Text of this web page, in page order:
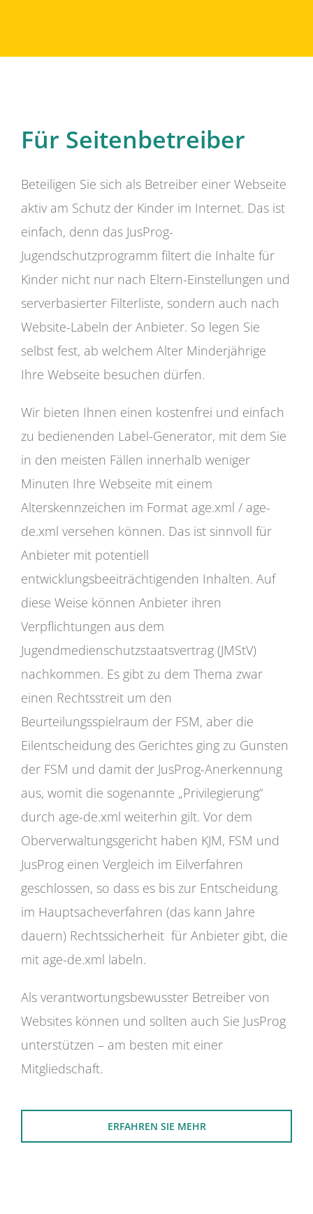
Für Seitenbetreiber
Beteiligen Sie sich als Betreiber einer Webseite
aktiv am Schutz der Kinder im Internet. Das ist
einfach, denn das JusProg-
Jugendschutzprogramm filtert die Inhalte für
Kinder nicht nur nach Eltern-Einstellungen und
serverbasierter Filterliste, sondern auch nach
Website-Labeln der Anbieter. So legen Sie
selbst fest, ab welchem Alter Minderjährige
Ihre Webseite besuchen dürfen.
Wir bieten Ihnen einen kostenfrei und einfach
zu bedienenden Label-Generator, mit dem Sie
in den meisten Fällen innerhalb weniger
Minuten Ihre Webseite mit einem
Alterskennzeichen im Format age.xml / age-
de.xml versehen können. Das ist sinnvoll für
Anbieter mit potentiell
entwicklungsbeeiträchtigenden Inhalten. Auf
diese Weise können Anbieter ihren
Verpflichtungen aus dem
Jugendmedienschutzstaatsvertrag (JMStV)
nachkommen. Es gibt zu dem Thema zwar
einen Rechtsstreit um den
Beurteilungsspielraum der FSM, aber die
Eilentscheidung des Gerichtes ging zu Gunsten
der FSM und damit der JusProg-Anerkennung
aus, womit die sogenannte „Privilegierung“
durch age-de.xml weiterhin gilt. Vor dem
Oberverwaltungsgericht haben KJM, FSM und
JusProg einen Vergleich im Eilverfahren
geschlossen, so dass es bis zur Entscheidung
im Hauptsacheverfahren (das kann Jahre
dauern) Rechtssicherheit für Anbieter gibt, die
mit age-de.xml labeln.
Als verantwortungsbewusster Betreiber von
Websites können und sollten auch Sie JusProg
unterstützen – am besten mit einer
Mitgliedschaft.
ERFAHREN SIE MEHR